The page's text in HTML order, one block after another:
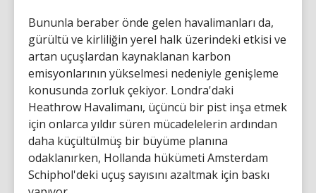
Bununla beraber önde gelen havalimanları da,
gürültü ve kirliliğin yerel halk üzerindeki etkisi ve
artan uçuşlardan kaynaklanan karbon
emisyonlarının yükselmesi nedeniyle genişleme
konusunda zorluk çekiyor. Londra'daki
Heathrow Havalimanı, üçüncü bir pist inşa etmek
için onlarca yıldır süren mücadelelerin ardından
daha küçültülmüş bir büyüme planına
odaklanırken, Hollanda hükümeti Amsterdam
Schiphol'deki uçuş sayısını azaltmak için baskı